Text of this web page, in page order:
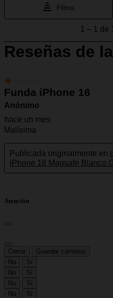
Atención
Cerrar
Guardar cambios
No
Sí
No
Sí
No
Sí
No
Sí